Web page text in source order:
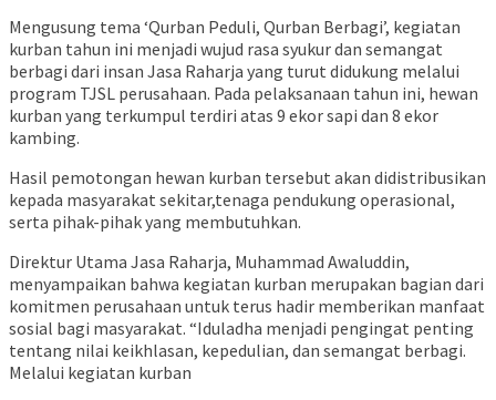
Mengusung tema ‘Qurban Peduli, Qurban Berbagi’, kegiatan
kurban tahun ini menjadi wujud rasa syukur dan semangat
berbagi dari insan Jasa Raharja yang turut didukung melalui
program TJSL perusahaan. Pada pelaksanaan tahun ini, hewan
kurban yang terkumpul terdiri atas 9 ekor sapi dan 8 ekor
kambing.
Hasil pemotongan hewan kurban tersebut akan didistribusikan
kepada masyarakat sekitar,tenaga pendukung operasional,
serta pihak-pihak yang membutuhkan.
Direktur Utama Jasa Raharja, Muhammad Awaluddin,
menyampaikan bahwa kegiatan kurban merupakan bagian dari
komitmen perusahaan untuk terus hadir memberikan manfaat
sosial bagi masyarakat. “Iduladha menjadi pengingat penting
tentang nilai keikhlasan, kepedulian, dan semangat berbagi.
Melalui kegiatan kurban